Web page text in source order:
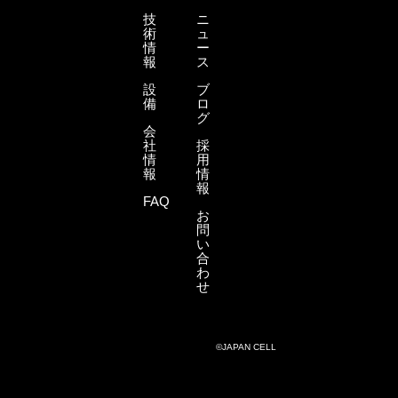
技
術
情
報
設
備
会
社
情
報
FAQ
ニ
ュ
ー
ス
ブ
ロ
グ
採
用
情
報
お
問
い
合
わ
せ
©JAPAN CELL